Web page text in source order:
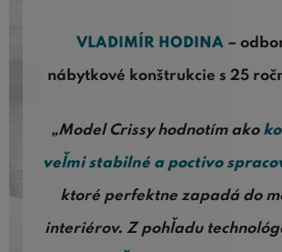
VLADIMÍR HODINA –
nábytkové konštrukcie s 25
„Model Crissy hodnotím ako
veľmi stabilné a poctivo
ktoré perfektne zapadá do
interiérov. Z pohľadu